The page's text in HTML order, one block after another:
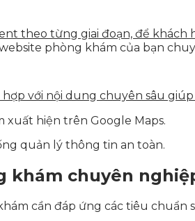
theo từng giai đoạn, để
hợp với nội dung chuyên sâu
phòng khám của bạn
xuất hiện trên Google Maps.
quản lý thông tin an toàn.
khám chuyên
cần đáp ứng các tiêu chuẩn